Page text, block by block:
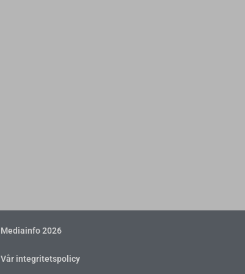
Mediainfo 2026
Vår integritetspolicy